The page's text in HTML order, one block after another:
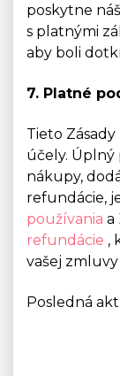
poskytne
s platnými
aby boli
7. Platné
Tieto
účely. Úplný
nákupy,
refundácie,
používania a
refundácie ,
vašej zmluvy
Posledná